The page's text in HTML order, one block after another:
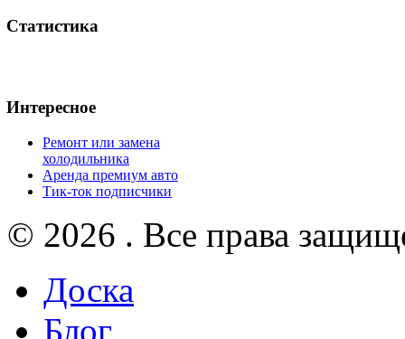
Статистика
Интересное
Ремонт или замена
холодильника
Аренда премиум авто
Тик-ток подписчики
© 2026 . Все права
Доска
Блог